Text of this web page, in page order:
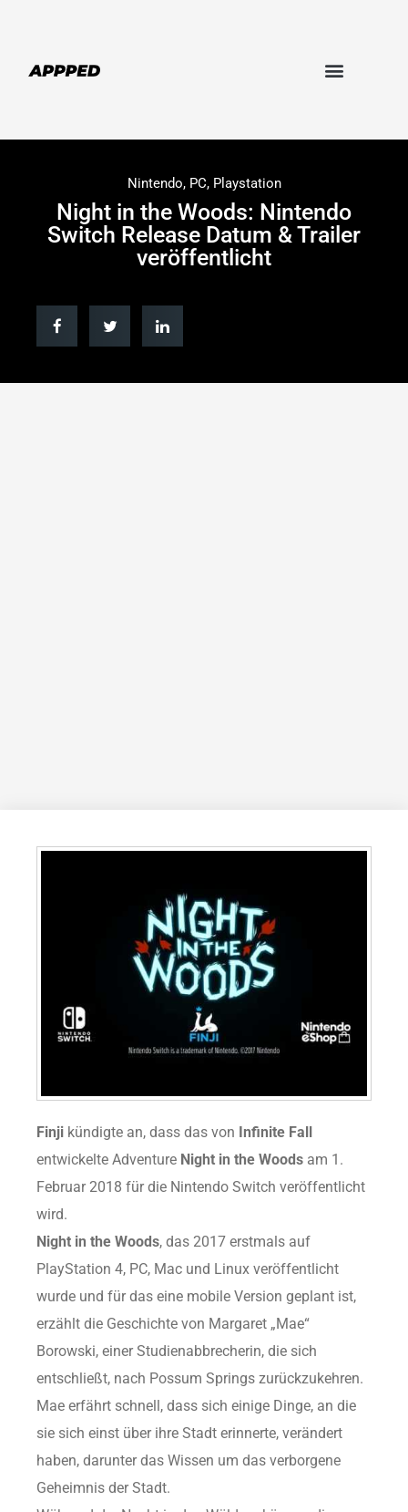
Nintendo, PC, Playstation
Night in the Woods: Nintendo
Switch Release Datum & Trailer
veröffentlicht
Finji kündigte an, dass das von Infinite Fall
entwickelte Adventure Night in the Woods am 1.
Februar 2018 für die Nintendo Switch veröffentlicht
wird.
Night in the Woods, das 2017 erstmals auf
PlayStation 4, PC, Mac und Linux veröffentlicht
wurde und für das eine mobile Version geplant ist,
erzählt die Geschichte von Margaret „Mae“
Borowski, einer Studienabbrecherin, die sich
entschließt, nach Possum Springs zurückzukehren.
Mae erfährt schnell, dass sich einige Dinge, an die
sie sich einst über ihre Stadt erinnerte, verändert
haben, darunter das Wissen um das verborgene
Geheimnis der Stadt.